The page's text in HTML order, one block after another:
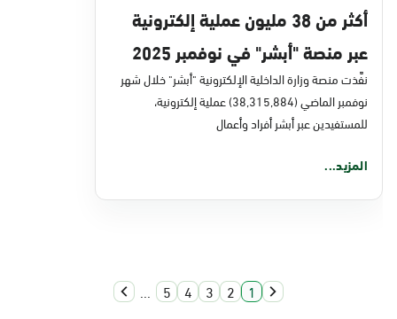
أكثر من 38 مليون عملية إلكترونية
عبر منصة "أبشر" في نوفمبر 2025
نفَّذت منصة وزارة الداخلية الإلكترونية "أبشر" خلال شهر
نوفمبر الماضي (38,315,884) عملية إلكترونية،
للمستفيدين عبر أبشر أفراد وأعمال
المزيد...
1
2
3
4
5
...